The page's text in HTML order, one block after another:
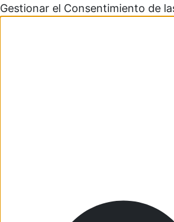
Gestionar el Consentimiento de